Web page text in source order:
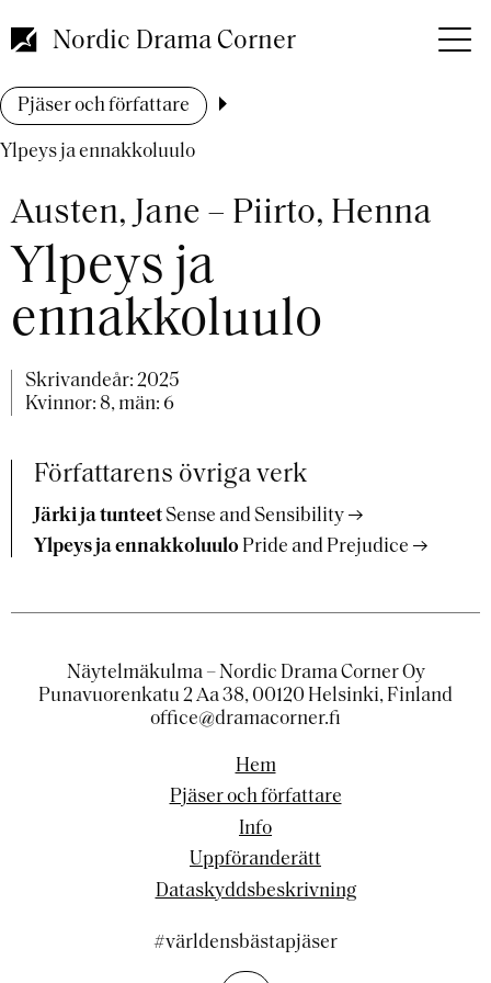
till
huvudinnehåll
Nordic Drama Corner
Länkstig
Pjäser och författare
Ylpeys ja ennakkoluulo
Austen, Jane – Piirto, Henna
Ylpeys ja
ennakkoluulo
Skrivandeår: 2025
Kvinnor: 8, män: 6
Författarens övriga verk
Järki ja tunteetSense and Sensibility
Ylpeys ja ennakkoluulo Pride and Prejudice
Näytelmäkulma – Nordic Drama Corner Oy
Punavuorenkatu 2 Aa 38, 00120 Helsinki, Finland
office@dramacorner.fi
Hem
Pjäser och författare
Info
Uppföranderätt
Dataskyddsbeskrivning
#världensbästapjäser